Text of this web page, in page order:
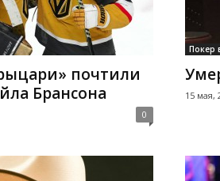
почтили
Брансона
0
Покер
15 мая,